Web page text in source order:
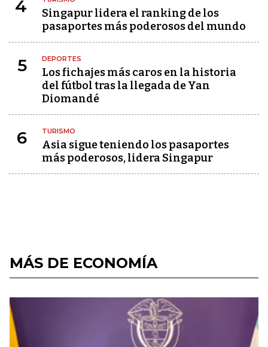
4
Singapur lidera el ranking de los
pasaportes más poderosos del mundo
5 DEPORTES
Los fichajes más caros en la historia
del fútbol tras la llegada de Yan
Diomandé
6 TURISMO
Asia sigue teniendo los pasaportes
más poderosos, lidera Singapur
MÁS DE ECONOMÍA